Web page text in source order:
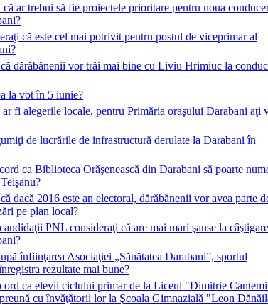
că ar trebui să fie proiectele prioritare pentru noua
că este cel mai potrivit pentru postul de viceprimar al
dărăbănenii vor trăi mai bine cu Liviu Hrimiuc la
la vot în 5 iunie?
ar fi alegerile locale, pentru Primăria oraşului Darabani aţi
de lucrările de infrastructură derulate la Darabani în
ca Biblioteca Orăşenească din Darabani să poarte
dacă 2016 este an electoral, dărăbănenii vor avea parte
pe plan local?
PNL consideraţi că are mai mari şanse la
înfiinţarea Asociaţiei „Sănătatea Darabani”, sportul
rezultate mai bune?
ca elevii ciclului primar de la Liceul "Dimitrie
cu învăţătorii lor la Şcoala Gimnazială "Leon